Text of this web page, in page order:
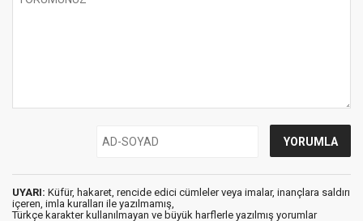
UYARI: Küfür, hakaret, rencide edici cümleler veya imalar, inançlara saldırı
içeren, imla kuralları ile yazılmamış,
Türkçe karakter kullanılmayan ve büyük harflerle yazılmış yorumlar